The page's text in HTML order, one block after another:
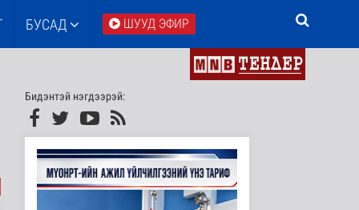
БУСАД ШУУД ЭФИР
Бидэнтэй нэгдээрэй: